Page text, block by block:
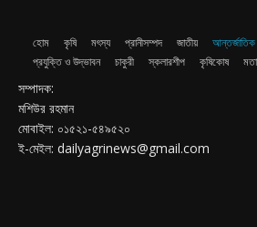
হোম কৃষি মৎস্য প্রানীসম্পদ জাতীয় আন্তর্জাতিক
প্রযুক্তি ও উদ্ভাবন
চাকুরী স্কলারশীপ কৃষিকোষ
সম্পাদক:
মশিউর রহমান
মোবাইল: ০১৫২১-৫৪৯৫২০
ই-মেইল: dailyagrinews@gmail.com